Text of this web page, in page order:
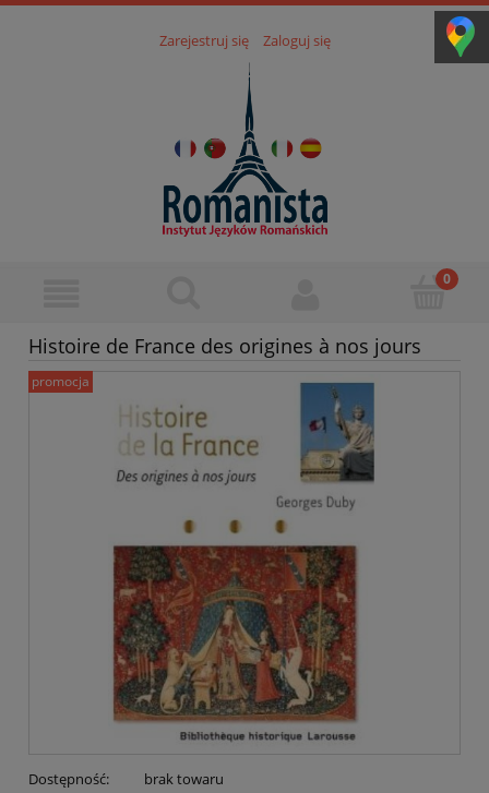
Zarejestruj się Zaloguj się
Histoire de France des origines à nos jours
promocja
Dostępność: brak towaru